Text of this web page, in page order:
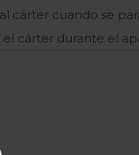
cárter cuando se
el cárter durante el